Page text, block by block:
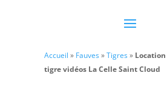
Accueil » Fauves»Tigres» Location
tigre vidéos La Celle Saint Cloud